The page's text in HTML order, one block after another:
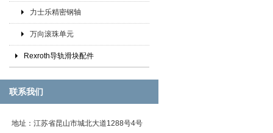
力士乐精密钢轴
万向滚珠单元
Rexroth导轨滑块配件
联系我们
地址： 江苏省昆山市城北大道1288号4号